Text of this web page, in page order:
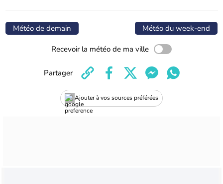
Météo de demain Météo du week-end
Recevoir la météo de ma ville
Ajouter à vos sources préférées
Partager